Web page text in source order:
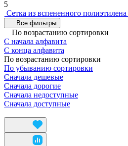
5
Сетка из вспененного полиэтилена
Все фильтры
По возрастанию сортировки
С начала алфавита
С конца алфавита
По возрастанию сортировки
По убыванию сортировки
Сначала дешевые
Сначала дорогие
Сначала недоступные
Сначала доступные